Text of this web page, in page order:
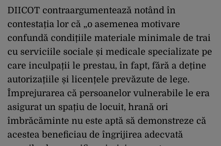
DIICOT contraargumentează notând în
contestația lor că „o asemenea motivare
confundă condițiile materiale minimale de trai
cu serviciile sociale și medicale specializate pe
care inculpații le prestau, în fapt, fără a deține
autorizațiile și licențele prevăzute de lege.
Împrejurarea că persoanelor vulnerabile le era
asigurat un spațiu de locuit, hrană ori
îmbrăcăminte nu este aptă să demonstreze că
acestea beneficiau de îngrijirea adecvată